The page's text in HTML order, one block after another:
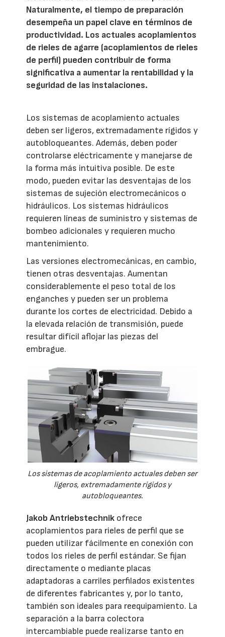
Naturalmente, el tiempo de preparación
desempeña un papel clave en términos de
productividad. Los actuales acoplamientos
de rieles de agarre (acoplamientos de rieles
de perfil) pueden contribuir de forma
significativa a aumentar la rentabilidad y la
seguridad de las instalaciones.
Los sistemas de acoplamiento actuales
deben ser ligeros, extremadamente rígidos y
autobloqueantes. Además, deben poder
controlarse eléctricamente y manejarse de
la forma más intuitiva posible. De este
modo, pueden evitar las desventajas de los
sistemas de sujeción electromecánicos o
hidráulicos. Los sistemas hidráulicos
requieren líneas de suministro y sistemas de
bombeo adicionales y requieren mucho
mantenimiento.
Las versiones electromecánicas, en cambio,
tienen otras desventajas. Aumentan
considerablemente el peso total de los
enganches y pueden ser un problema
durante los cortes de electricidad. Debido a
la elevada relación de transmisión, puede
resultar difícil aflojar las piezas del
embrague.
Los sistemas de acoplamiento actuales deben ser
ligeros, extremadamente rígidos y
autobloqueantes.
Jakob Antriebstechnik ofrece
acoplamientos para rieles de perfil que se
pueden utilizar fácilmente en conexión con
todos los rieles de perfil estándar. Se fijan
directamente o mediante placas
adaptadoras a carriles perfilados existentes
de diferentes fabricantes y, por lo tanto,
también son ideales para reequipamiento. La
separación a la barra colectora
intercambiable puede realizarse tanto en